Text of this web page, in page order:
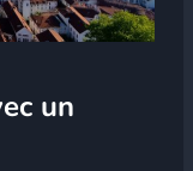
un